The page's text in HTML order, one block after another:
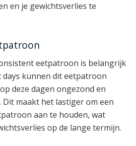
en je gewichtsverlies te
eetpatroon is belangrijk
days kunnen dit eetpatroon
deze dagen ongezond en
maakt het lastiger om een
aan te houden, wat
op de lange termijn.